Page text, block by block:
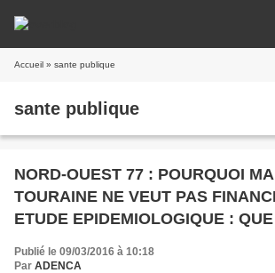
Accueil » sante publique
sante publique
NORD-OUEST 77 : POURQUOI
TOURAINE NE VEUT PAS
ETUDE EPIDEMIOLOGIQUE :
CACHE-T-ON ?
Publié le 09/03/2016 à 10:18
Par ADENCA